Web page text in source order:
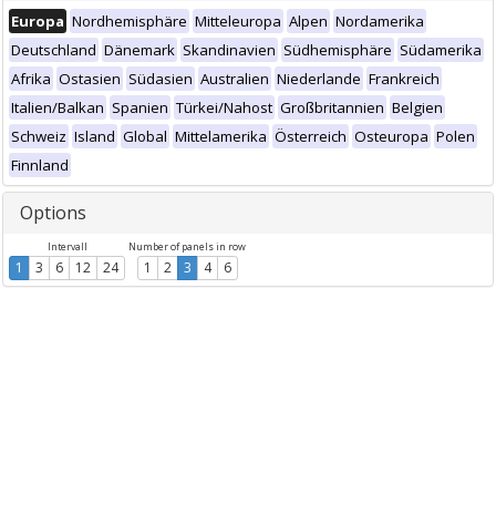
Europa Nordhemisphäre Mitteleuropa Alpen Nordamerika
Deutschland Dänemark Skandinavien Südhemisphäre Südamerika
Afrika Ostasien Südasien Australien Niederlande Frankreich
Italien/Balkan Spanien Türkei/Nahost Großbritannien Belgien
Schweiz Island Global Mittelamerika Österreich Osteuropa Polen
Finnland
Options
Intervall
1 3 6 12 24
Number of panels in row
1 2 3 4 6